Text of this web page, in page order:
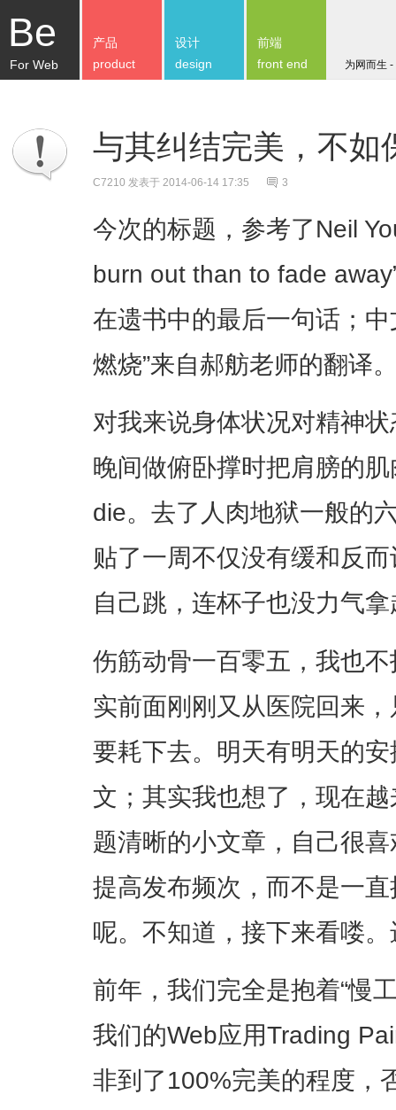
Be
For Web 为网而生
产品
product
设计
design
前端
front end
与其纠结完美，不如
C7210 发表于 2014-06-14 17:35 3
今次的标题，参考了Neil
burn out than to fade
在遗书中的最后一句话；
燃烧”来自郝舫老师的翻译
对我来说身体状况对精神
晚间做俯卧撑时把肩膀的
die。去了人肉地狱一般的
贴了一周不仅没有缓和反
自己跳，连杯子也没力气
伤筋动骨一百零五，我也
实前面刚刚又从医院回来
要耗下去。明天有明天的
文；其实我也想了，现在
题清晰的小文章，自己很
提高发布频次，而不是一
呢。不知道，接下来看喽
前年，我们完全是抱着“慢
我们的Web应用Trading
非到了100%完美的程度，